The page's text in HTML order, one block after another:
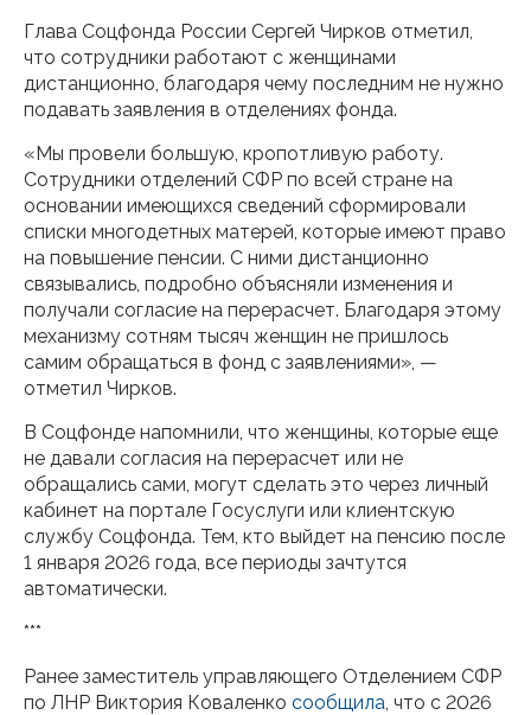
Глава Соцфонда России Сергей Чирков отметил,
что сотрудники работают с женщинами
дистанционно, благодаря чему последним не нужно
подавать заявления в отделениях фонда.
«Мы провели большую, кропотливую работу.
Сотрудники отделений СФР по всей стране на
основании имеющихся сведений сформировали
списки многодетных матерей, которые имеют право
на повышение пенсии. С ними дистанционно
связывались, подробно объясняли изменения и
получали согласие на перерасчет. Благодаря этому
механизму сотням тысяч женщин не пришлось
самим обращаться в фонд с заявлениями», —
отметил Чирков.
В Соцфонде напомнили, что женщины, которые еще
не давали согласия на перерасчет или не
обращались сами, могут сделать это через личный
кабинет на портале Госуслуги или клиентскую
службу Соцфонда. Тем, кто выйдет на пенсию после
1 января 2026 года, все периоды зачтутся
автоматически.
***
Ранее заместитель управляющего Отделением СФР
по ЛНР Виктория Коваленко сообщила, что с 2026